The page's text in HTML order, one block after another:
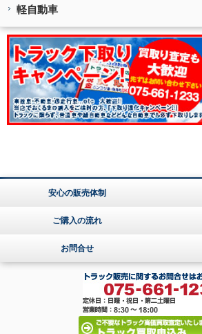
軽自動車
安心の販売体制
ご購入の流れ
お問合せ